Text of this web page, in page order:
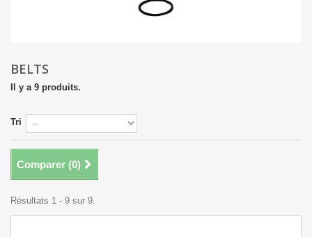
BELTS
Il y a 9 produits.
Tri
Comparer (0)
Résultats 1 - 9 sur 9.